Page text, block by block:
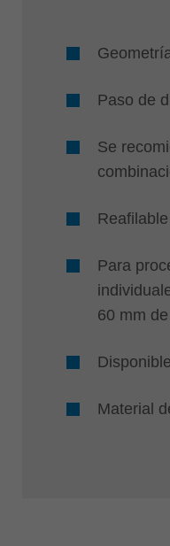
Paso de
Se
Para
60 mm
Material